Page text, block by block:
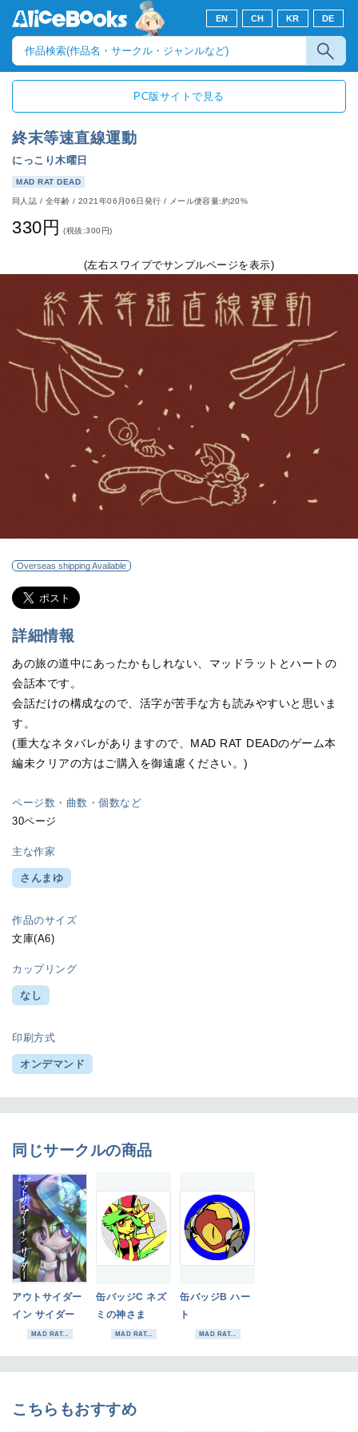
EN CH KR DE
PC版サイトで見る
終末等速直線運動
にっこり木曜日
MAD RAT DEAD
同人誌 / 全年齢/2021年06月06日発行 / メール便容量:約20%
330円 (税抜:300円)
(左右スワイプでサンプルページを表示)
Overseas shipping Available
詳細情報
あの旅の道中にあったかもしれない、マッドラットとハートの
会話本です。
会話だけの構成なので、活字が苦手な方も読みやすいと思いま
す。
(重大なネタバレがありますので、MAD RAT DEADのゲーム本
編未クリアの方はご購入を御遠慮ください。)
ページ数・曲数・個数など
30ページ
主な作家
さんまゆ
作品のサイズ
文庫(A6)
カップリング
なし
印刷方式
オンデマンド
同じサークルの商品
アウトサイダー
イン サイダー
MAD RAT...
缶バッジC ネズ
ミの神さま
MAD RAT...
缶バッジB ハー
ト
MAD RAT...
こちらもおすすめ